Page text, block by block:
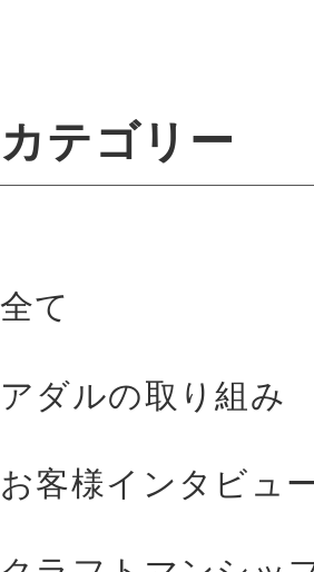
カテゴリー
全て
アダルの取り組み
お客様インタビュ